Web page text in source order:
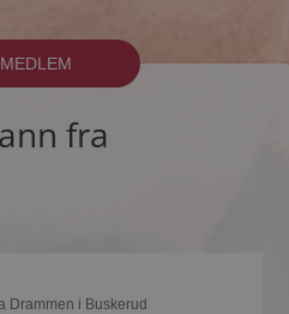
fra
Drammen i Buskerud